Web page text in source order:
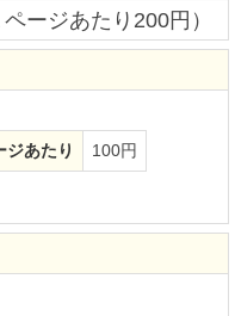
ージあたり200円）
ジあたり 100円